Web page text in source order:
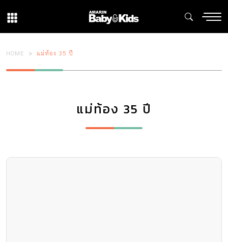
HOME แม่ท้อง 35 ปี
แม่ท้อง 35 ปี